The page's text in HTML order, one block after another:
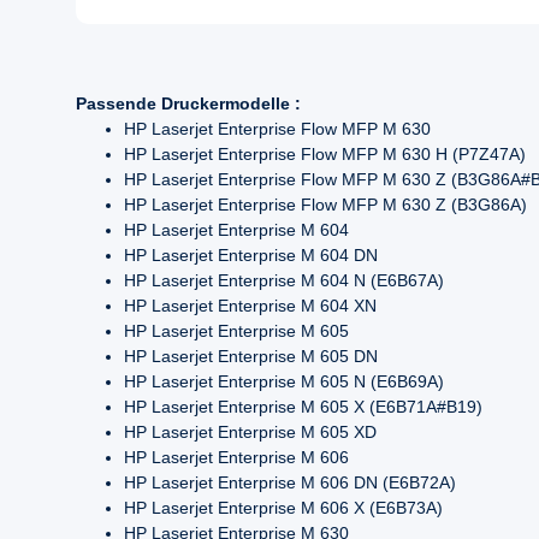
Passende Druckermodelle :
HP Laserjet Enterprise Flow MFP M 630
HP Laserjet Enterprise Flow MFP M 630 H (P7Z47A)
HP Laserjet Enterprise Flow MFP M 630 Z
HP Laserjet Enterprise Flow MFP M 630 Z (B3G86A)
HP Laserjet Enterprise M 604
HP Laserjet Enterprise M 604 DN
HP Laserjet Enterprise M 604 N (E6B67A)
HP Laserjet Enterprise M 604 XN
HP Laserjet Enterprise M 605
HP Laserjet Enterprise M 605 DN
HP Laserjet Enterprise M 605 N (E6B69A)
HP Laserjet Enterprise M 605 X (E6B71A#B19)
HP Laserjet Enterprise M 605 XD
HP Laserjet Enterprise M 606
HP Laserjet Enterprise M 606 DN (E6B72A)
HP Laserjet Enterprise M 606 X (E6B73A)
HP Laserjet Enterprise M 630